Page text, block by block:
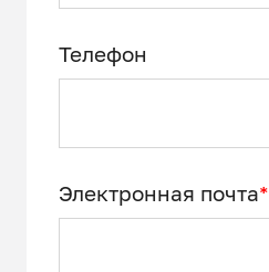
Телефон
Электронная почта*